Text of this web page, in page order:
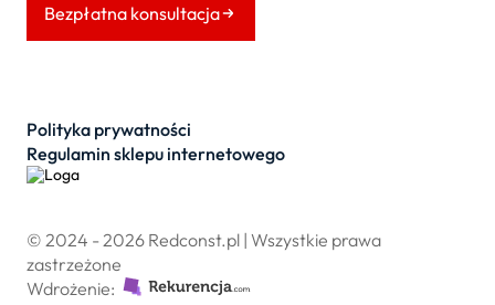
Bezpłatna konsultacja
Polityka prywatności
Regulamin sklepu internetowego
© 2024 - 2026 Redconst.pl | Wszystkie prawa
zastrzeżone
Wdrożenie: